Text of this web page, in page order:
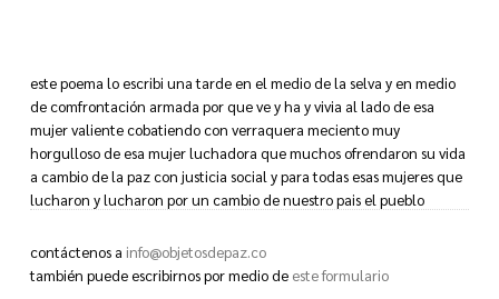
este poema lo escribi una tarde en el medio de la selva y en medio
de comfrontación armada por que ve y ha y vivia al lado de esa
mujer valiente cobatiendo con verraquera meciento muy
horgulloso de esa mujer luchadora que muchos ofrendaron su vida
a cambio de la paz con justicia social y para todas esas mujeres que
lucharon y lucharon por un cambio de nuestro pais el pueblo
contamos nuestras y historias y las historias de otros compañeros
que han muerto por un cambio mejor hay muchas historias que
contáctenos a info@objetosdepaz.co
también puede escribirnos por medio de este formulario